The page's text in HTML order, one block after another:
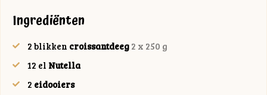
Ingrediënten
2 blikken croissantdeeg 2 x 250 g
12 el Nutella
2 eidooiers